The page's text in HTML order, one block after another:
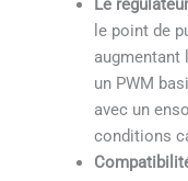
Le
le point de
augmentant
un PWM
avec un
conditions